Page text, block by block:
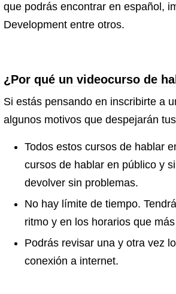
que podrás encontrar en español,
Development entre otros.
¿Por qué un videocurso de
Si estás pensando en inscribirte a
algunos motivos que despejarán
Todos estos cursos de hablar
cursos de hablar en público y
devolver sin problemas.
No hay límite de tiempo.
ritmo y en los horarios que
Podrás revisar una y otra vez
conexión a internet.